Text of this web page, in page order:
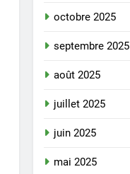
octobre 2025
septembre 2025
août 2025
juillet 2025
juin 2025
mai 2025